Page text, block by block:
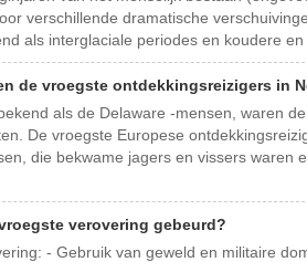
verschillende dramatische
als interglaciale periodes en koudere
de vroegste ontdekkingsreizigers in
als de Delaware -mensen, waren
De vroegste Europese
die bekwame jagers en vissers waren
verovering gebeurd?
- Gebruik van geweld en militaire